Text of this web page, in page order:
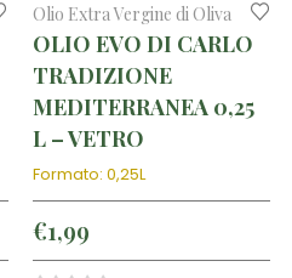
Olio Extra Vergine di Oliva
OLIO EVO DI CARLO
TRADIZIONE
MEDITERRANEA 0,25
L – VETRO
Formato: 0,25L
€1,99